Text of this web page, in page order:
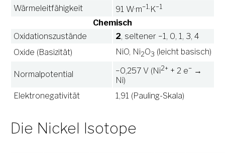
Wärmeleitfähigkeit 91 W·m−1·K−1
Chemisch
Oxidationszustände
2, seltener −1, 0, 1, 3, 4
Oxide (Basizität)
NiO, Ni2O3 (leicht basisch)
Normalpotential −0,257 V (Ni2+ + 2 e− →
Ni)
Elektronegativität
1,91 (Pauling-Skala)
Die Nickel Isotope